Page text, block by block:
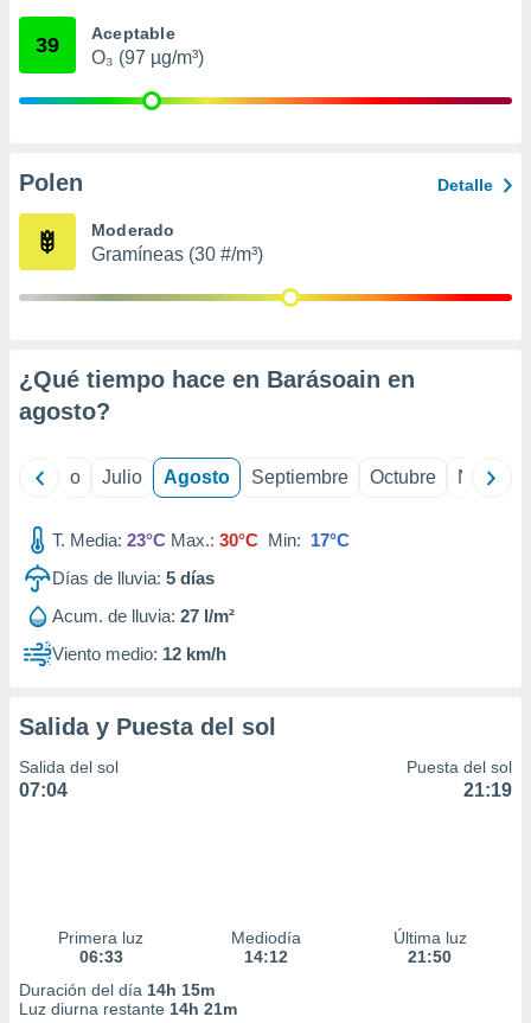
mediante
publicidad
de
39 Aceptable
O₃ (97 µg/m³)
Polen Detalle
Moderado
Gramíneas (30 #/m³)
¿Qué tiempo hace en Barásoain en
agosto?
Junio Julio Agosto Septiembre Octubre
T. Media: 23°C Max.: 30°C Min: 17°C
Días de lluvia: 5 días
Acum. de lluvia: 27 l/m²
Viento medio: 12 km/h
Salida y Puesta del sol
Salida del sol
07:04
Puesta del sol
21:19
Primera luz
06:33
Mediodía
14:12
Última luz
21:50
Duración del día 14h 15m
Luz diurna restante 14h 21m